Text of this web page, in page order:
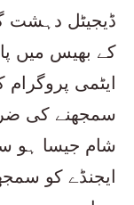
ڈیجیٹل دہشت
کے بھیس میں
ایٹمی
سمجھنے کی
شام جیسا ہو
ایجنڈے کو